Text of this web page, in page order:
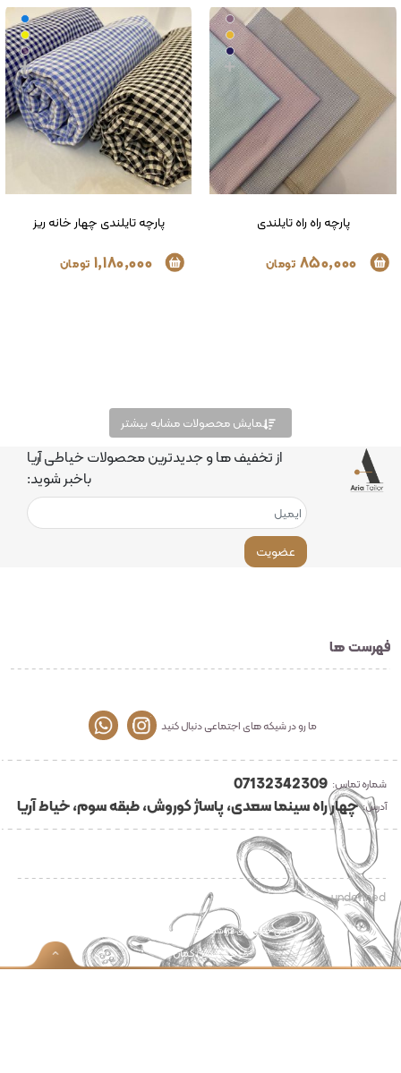
پارچه تایلندی چهار خانه ریز
1,180,000
پارچه تایلندی دو
1,180,000
نمایش محصولات مشابه بیشتر
از تخفیف ها و جدیدترین محصولات خیاطی آریا
باخبر شوید:
عضویت
فهرست ها
ما رو در شیکه های اجتماعی دنبال کنید
شماره تماس: 07132342309
آدرس: چهار راه سینما سعدی، پاساژ کوروش، طبقه سوم، خیاط آریا
undefined
تمامی حقوق برای فروشگاه خیاطی آریا محفوظ می باشد
طراحی :رنگین کمان